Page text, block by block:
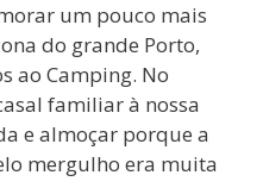
um pouco mais
do grande Porto,
ao Camping. No
familiar à nossa
e almoçar porque a
mergulho era muita